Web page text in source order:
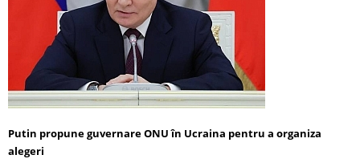
Putin propune guvernare ONU în Ucraina pentru a organiza
alegeri